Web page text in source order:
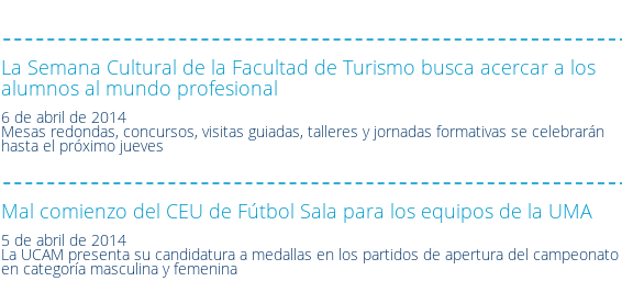
La Semana Cultural de la Facultad de Turismo busca acercar a los
alumnos al mundo profesional
6 de abril de 2014
Mesas redondas, concursos, visitas guiadas, talleres y jornadas formativas se celebrarán
hasta el próximo jueves
Mal comienzo del CEU de Fútbol Sala para los equipos de la UMA
5 de abril de 2014
La UCAM presenta su candidatura a medallas en los partidos de apertura del campeonato
en categoría masculina y femenina